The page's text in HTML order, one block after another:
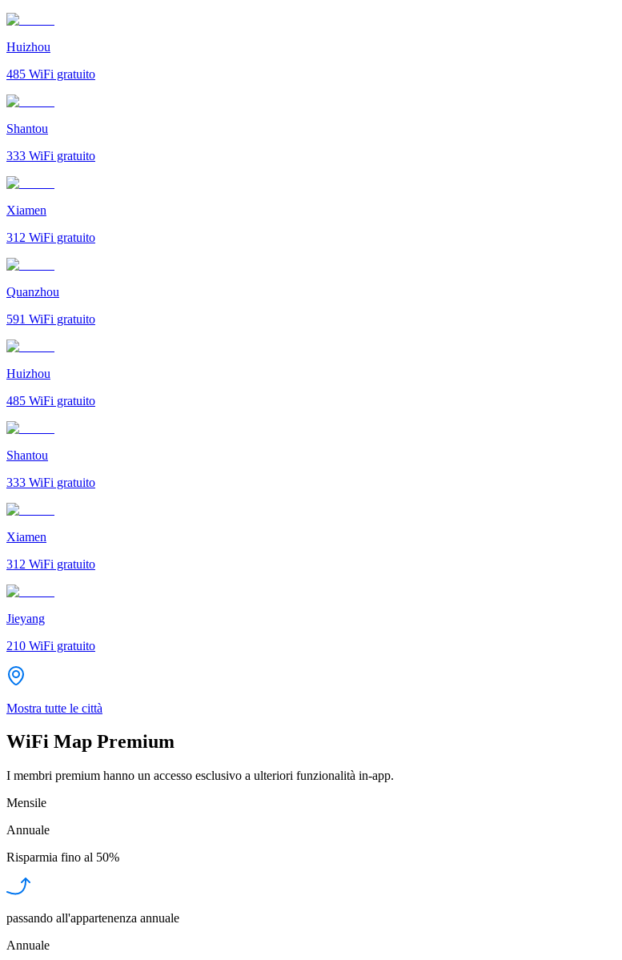
Huizhou
485 WiFi gratuito
Shantou
333 WiFi gratuito
Xiamen
312 WiFi gratuito
Quanzhou
591 WiFi gratuito
Huizhou
485 WiFi gratuito
Shantou
333 WiFi gratuito
Xiamen
312 WiFi gratuito
Jieyang
210 WiFi gratuito
Mostra tutte le città
WiFi Map Premium
I membri premium hanno un accesso esclusivo a ulteriori funzionalità in-app.
Mensile
Annuale
Risparmia fino al 50%
passando all'appartenenza annuale
Annuale